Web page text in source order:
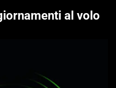
al volo